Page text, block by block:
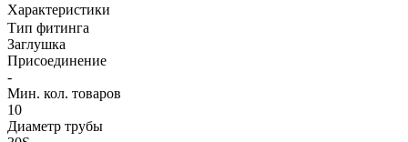
Характеристики
Тип фитинга
Заглушка
Присоединение
-
Мин. кол. товаров
10
Диаметр трубы